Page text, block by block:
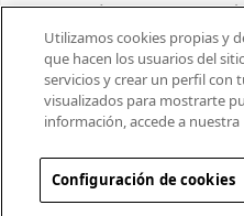
navegación (por ejemplo,
información consulte la
aceptar todas las cookies
configurarlas o rechazar
"Configurar".
Configuración
Utilizamos cookies propias y
que hacen los usuarios del
servicios y crear un perfil con
visualizados para mostrarte
información, accede a nuestra
Configuración de cookies